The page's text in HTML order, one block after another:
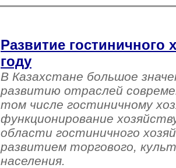
Развитие гостиничного
году
В Казахстане большое
развитию отраслей
том числе гостиничному
функционирование
области гостиничного
развитием торгового,
населения.